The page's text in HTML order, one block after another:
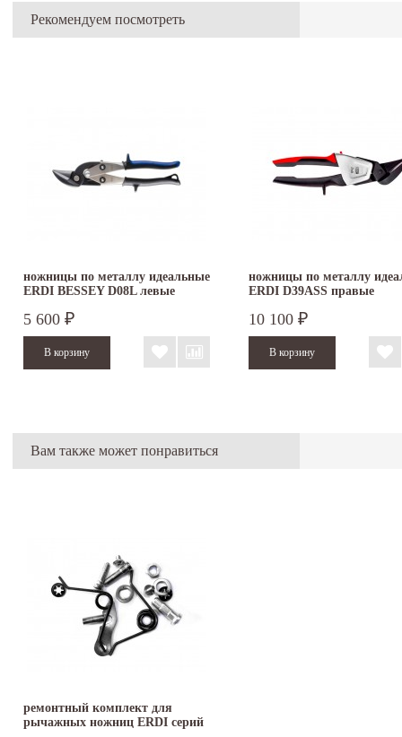
Рекомендуем посмотреть
ножницы по металлу идеальные
ERDI BESSEY D08L левые
5 600 ₽
ножницы по металлу
ERDI D39ASS правые
10 100 ₽
Вам также может понравиться
ремонтный комплект для
рычажных ножниц ERDI серий